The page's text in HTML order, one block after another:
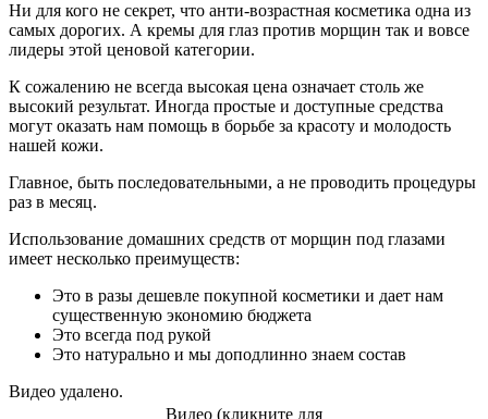
Ни для кого не секрет, что анти-возрастная косметика одна из
самых дорогих. А кремы для глаз против морщин так и вовсе
лидеры этой ценовой категории.
К сожалению не всегда высокая цена означает столь же
высокий результат. Иногда простые и доступные средства
могут оказать нам помощь в борьбе за красоту и молодость
нашей кожи.
Главное, быть последовательными, а не проводить процедуры
раз в месяц.
Использование домашних средств от морщин под глазами
имеет несколько преимуществ:
Это в разы дешевле покупной косметики и дает нам
существенную экономию бюджета
Это всегда под рукой
Это натурально и мы доподлинно знаем состав
Видео удалено.
Видео (кликните для